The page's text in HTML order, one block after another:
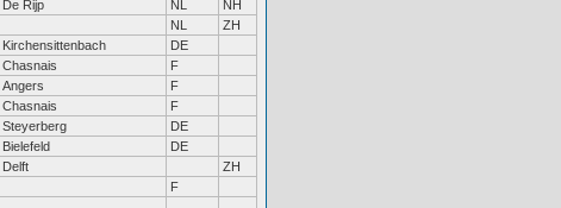
De Rijp NL
NH
NL
ZH
Kirchensittenbach
DE
Chasnais
F
Angers
F
Chasnais
F
Steyerberg
DE
Bielefeld
DE
Delft
ZH
F